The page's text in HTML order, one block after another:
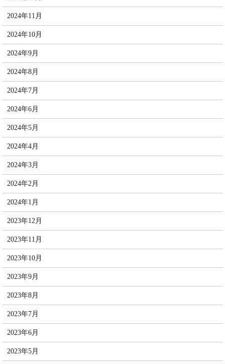
2024年11月
2024年10月
2024年9月
2024年8月
2024年7月
2024年6月
2024年5月
2024年4月
2024年3月
2024年2月
2024年1月
2023年12月
2023年11月
2023年10月
2023年9月
2023年8月
2023年7月
2023年6月
2023年5月